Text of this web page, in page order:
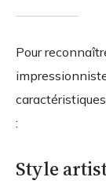
Pour
:
Style